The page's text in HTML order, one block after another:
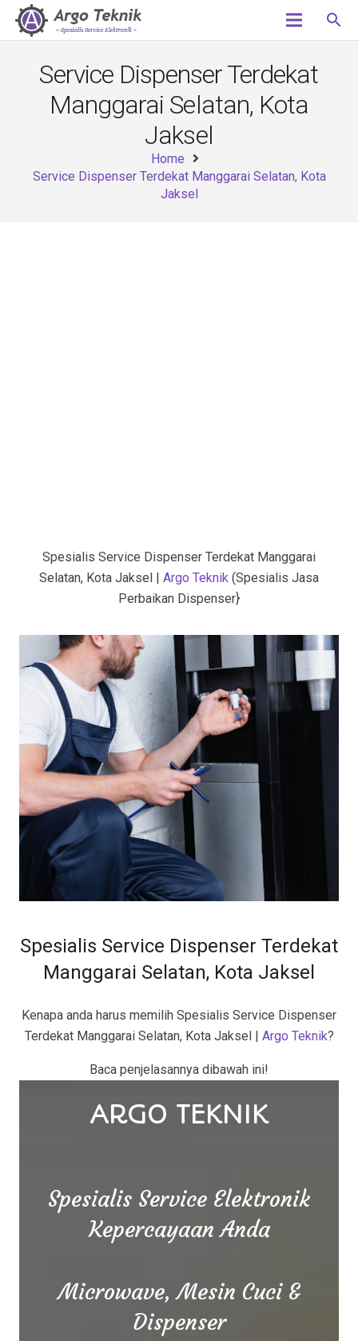
search
Service Dispenser Terdekat
Manggarai Selatan, Kota
Jaksel
Home
Service Dispenser Terdekat Manggarai Selatan, Kota
Jaksel
Spesialis Service Dispenser Terdekat Manggarai
Selatan, Kota Jaksel | Argo Teknik (Spesialis Jasa
Perbaikan Dispenser}
Spesialis Service Dispenser Terdekat
Manggarai Selatan, Kota Jaksel
Kenapa anda harus memilih Spesialis Service Dispenser
Terdekat Manggarai Selatan, Kota Jaksel | Argo Teknik?
Baca penjelasannya dibawah ini!
ARGO TEKNIK
Spesialis Service Elektronik
Kepercayaan Anda
Microwave, Mesin Cuci &
Dispenser